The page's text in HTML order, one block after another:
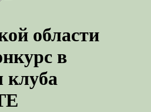
области
в
клуба